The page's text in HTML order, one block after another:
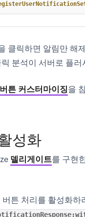
클릭하면 알림만 해
분석이 서버로 플러
튼 커스터마이징을
성화
델리게이트를 구현
튼 처리를 활성화하